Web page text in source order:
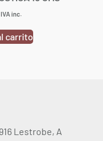
IVA inc.
carrito
Lestrobe, A